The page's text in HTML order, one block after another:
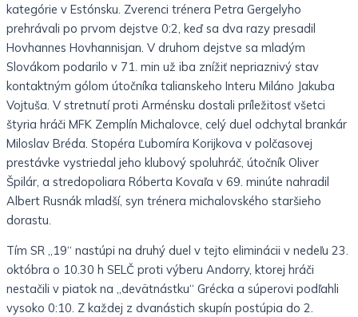
kategórie v Estónsku. Zverenci trénera Petra Gergelyho
prehrávali po prvom dejstve 0:2, keď sa dva razy presadil
Hovhannes Hovhannisjan. V druhom dejstve sa mladým
Slovákom podarilo v 71. min už iba znížiť nepriaznivý stav
kontaktným gólom útočníka talianskeho Interu Miláno Jakuba
Vojtuša. V stretnutí proti Arménsku dostali príležitosť všetci
štyria hráči MFK Zemplín Michalovce, celý duel odchytal brankár
Miloslav Bréda. Stopéra Ľubomíra Korijkova v polčasovej
prestávke vystriedal jeho klubový spoluhráč, útočník Oliver
Špilár, a stredopoliara Róberta Kovaľa v 69. minúte nahradil
Albert Rusnák mladší, syn trénera michalovského staršieho
dorastu.
Tím SR „19“ nastúpi na druhý duel v tejto eliminácii v nedeľu 23.
októbra o 10.30 h SELČ proti výberu Andorry, ktorej hráči
nestačili v piatok na „devätnástku“ Grécka a súperovi podľahli
vysoko 0:10. Z každej z dvanástich skupín postúpia do 2.